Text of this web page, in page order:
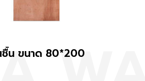
ชื้น​ ขนาด 80*200